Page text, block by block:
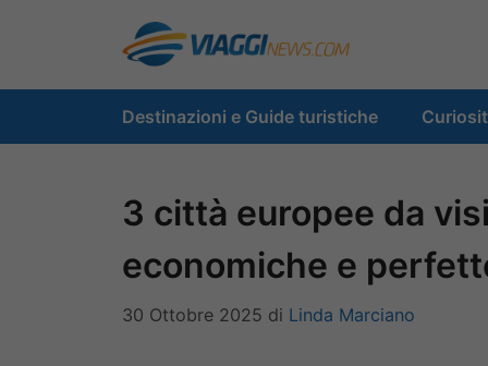
contenuto
Destinazioni e Guide turistiche
3 città europee da
economiche e
30 Ottobre 2025 di Linda Marciano